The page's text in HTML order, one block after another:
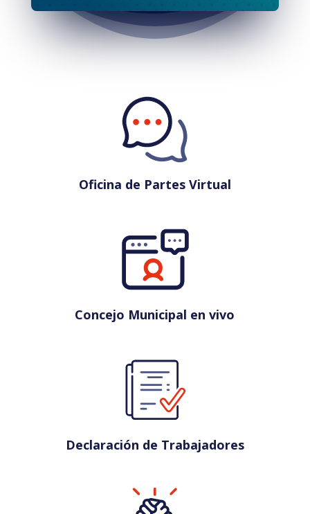
Oficina de Partes Virtual
Concejo Municipal en vivo
Declaración de Trabajadores